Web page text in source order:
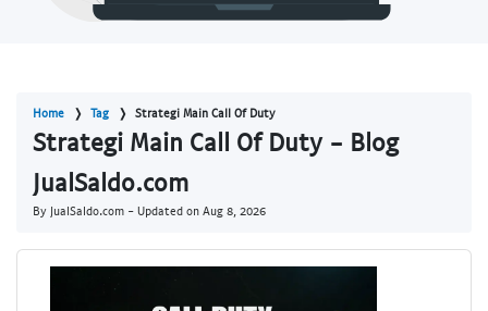
Home Tag Strategi Main Call Of Duty
Strategi Main Call Of Duty - Blog
JualSaldo.com
By JualSaldo.com - Updated on Aug 8, 2026